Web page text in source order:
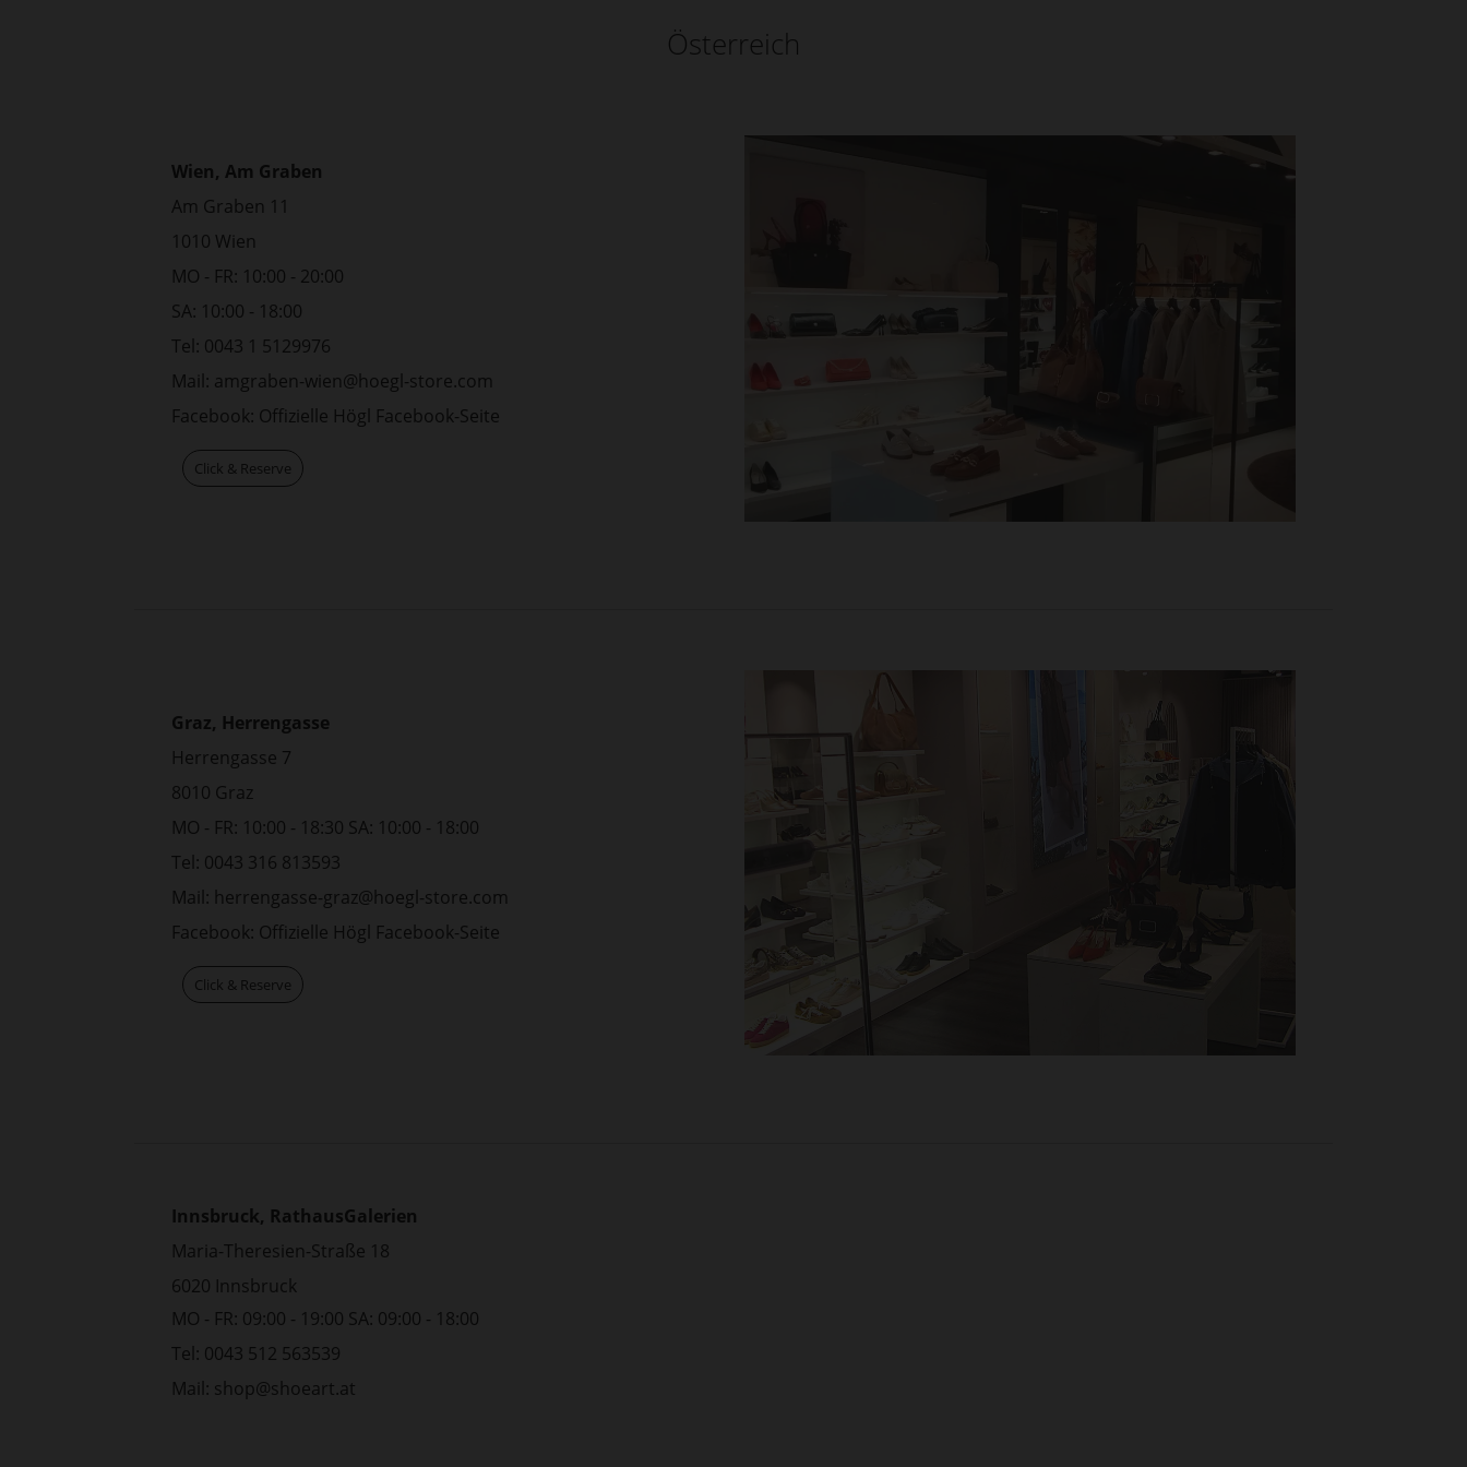
Österreich
Wien, Am Graben
Am Graben 11
1010 Wien
MO - FR: 10:00 - 20:00
SA: 10:00 - 18:00
Tel: 0043 1 5129976
Mail: amgraben-wien@hoegl-store.com
Facebook: Offizielle Högl Facebook-Seite
Click & Reserve
Graz, Herrengasse
Herrengasse 7
8010 Graz
MO - FR: 10:00 - 18:30 SA: 10:00 - 18:00
Tel: 0043 316 813593
Mail: herrengasse-graz@hoegl-store.com
Facebook: Offizielle Högl Facebook-Seite
Click & Reserve
Innsbruck, RathausGalerien
Maria-Theresien-Straße 18
6020 Innsbruck
MO - FR: 09:00 - 19:00 SA: 09:00 - 18:00
Tel: 0043 512 563539
Mail: shop@shoeart.at